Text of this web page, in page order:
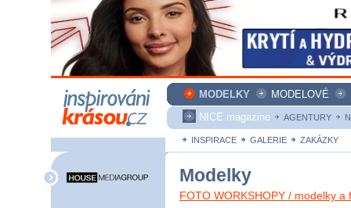
MODELKY MODELOVÉ
NICE magazine
AGENTURY
INSPIRACE GALERIE ZAKÁZKY
Modelky
FOTO WORKSHOPY / modelky